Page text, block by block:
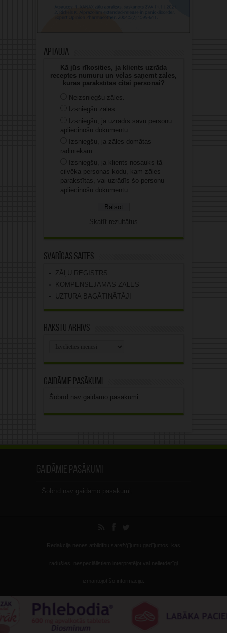
Aptauja
Kā jūs rīkosities, ja klients uzrāda
receptes numuru un vēlas saņemt zāles,
kuras parakstītas citai personai?
Neizsniegšu zāles.
Izsniegšu zāles.
Izsniegšu, ja uzrādīs savu personu
apliecinošu dokumentu.
Izsniegšu, ja zāles domātas
radiniekam.
Izsniegšu, ja klients nosauks tā
cilvēka personas kodu, kam zāles
parakstītas, vai uzrādīs šo personu
apliecinošu dokumentu.
Skatīt rezultātus
Svarīgas saites
ZĀĻU REĢISTRS
KOMPENSĒJAMĀS ZĀLES
UZTURA BAGĀTINĀTĀJI
Rakstu arhīvs
Gaidāmie pasākumi
Šobrīd nav gaidāmo pasākumi.
Gaidāmie pasākumi
Šobrīd nav gaidāmo pasākumi.
Redakcija nenes atbildību sarežģījumu gadījumos, kas